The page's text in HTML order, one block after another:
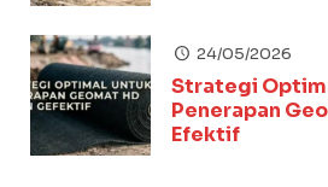
24/05/2026
Strategi
Penerapan
Efektif